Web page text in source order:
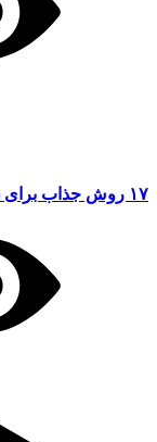
۱۷ روش جذاب برای ست کردن بوت مچی قرمز در استایل